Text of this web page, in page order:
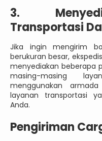
3.
Transportasi
Jika ingin mengirim
berukuran besar,
menyediakan beberapa
masing-masing
menggunakan
layanan transportasi
Anda.
Pengiriman